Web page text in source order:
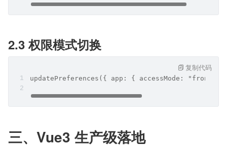
2.3 权限模式切换
updatePreferences({ app: { accessMode:
复制代码
三、Vue3 生产级落地